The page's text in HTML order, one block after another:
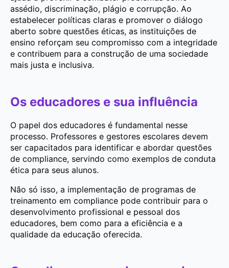
assédio, discriminação, plágio e corrupção. Ao
estabelecer políticas claras e promover o diálogo
aberto sobre questões éticas, as instituições de
ensino reforçam seu compromisso com a integridade
e contribuem para a construção de uma sociedade
mais justa e inclusiva.
Os educadores e sua influência
O papel dos educadores é fundamental nesse
processo. Professores e gestores escolares devem
ser capacitados para identificar e abordar questões
de compliance, servindo como exemplos de conduta
ética para seus alunos.
Não só isso, a implementação de programas de
treinamento em compliance pode contribuir para o
desenvolvimento profissional e pessoal dos
educadores, bem como para a eficiência e a
qualidade da educação oferecida.